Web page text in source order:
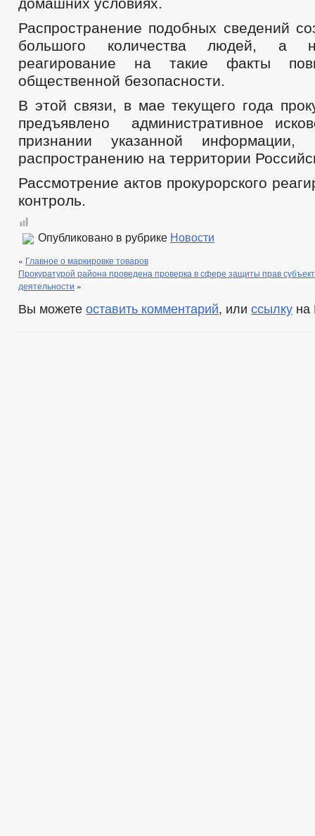
Распространение подобных сведений
большого количества людей, а
реагирование на такие факты
общественной безопасности.
В этой связи, в мае текущего года
предъявлено административное
признании указанной информации,
распространению на территории
Рассмотрение актов прокурорского
контроль.
Опубликовано в рубрике Новости
« Главное о маркировке товаров
Прокуратурой района проведена проверка в сфере защиты прав
деятельности »
Вы можете оставить комментарий, или ссылку на